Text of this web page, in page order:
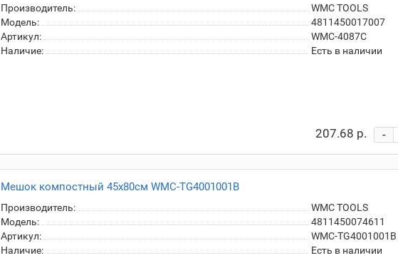
Производитель:
WMC TOOLS
Модель:
4811450017007
Артикул:
WMC-4087C
Наличие:
Есть в наличии
207.68 р. -
Мешок компостный 45х80см WMC-TG4001001B
Производитель:
WMC TOOLS
Модель:
4811450074611
Артикул:
WMC-TG4001001B
Наличие:
Есть в наличии